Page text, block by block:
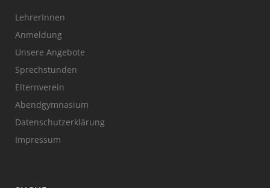
LehrerInnen
Anmeldung
Unsere Angebote
Sprechstunden
Elternverein
Abendgymnasium
Datenschutzerklärung
Impressum